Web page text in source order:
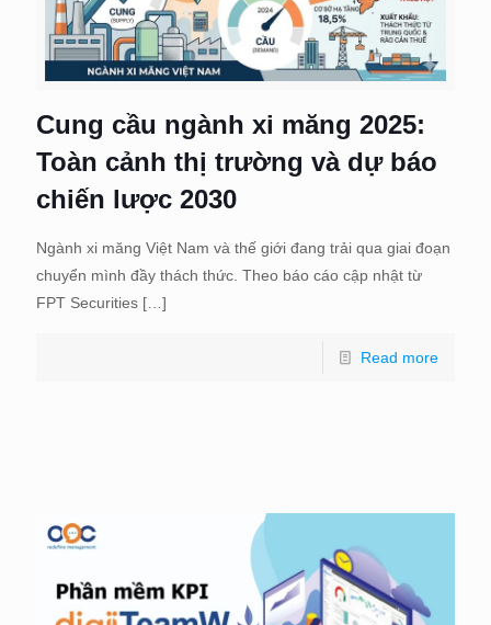
Cung cầu ngành xi măng 2025:
Toàn cảnh thị trường và dự báo
chiến lược 2030
Ngành xi măng Việt Nam và thế giới đang trải qua giai đoạn
chuyển mình đầy thách thức. Theo báo cáo cập nhật từ
FPT Securities […]
Read more